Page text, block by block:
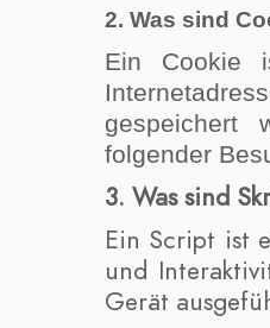
2. Was sind
Ein Cookie
gespeichert
folgender
3. Was sind
Ein Script ist
und
Gerät